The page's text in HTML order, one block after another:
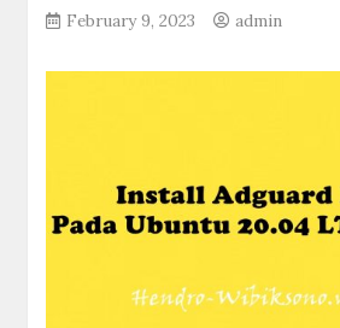
February 9, 2023 admin